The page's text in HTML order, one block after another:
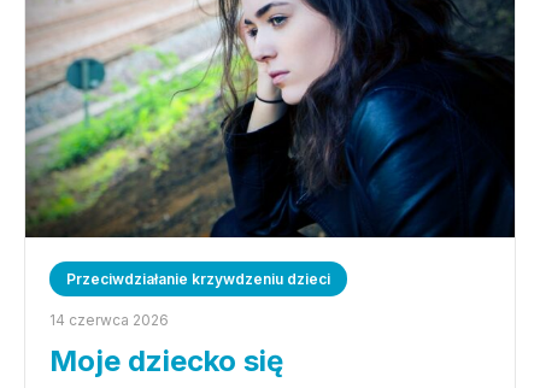
Przeciwdziałanie krzywdzeniu dzieci
14 czerwca 2026
Moje dziecko się